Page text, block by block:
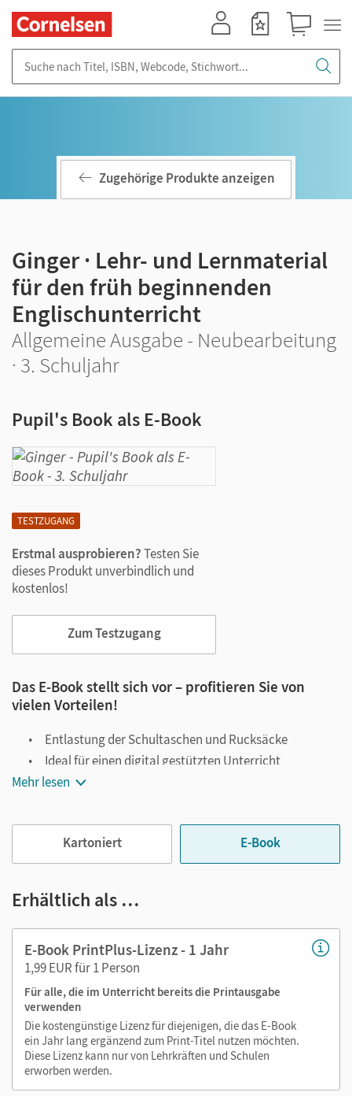
TESTZUGANG
Erstmal ausprobieren?Testen Sie
dieses Produkt unverbindlich und
kostenlos!
Zum Testzugang
Zugehörige Produkte anzeigen
Ginger · Lehr- und Lernmaterial
für den früh beginnenden
Englischunterricht
Allgemeine Ausgabe - Neubearbeitung
· 3. Schuljahr
Pupil's Book als E-Book
Das E-Book stellt sich vor – profitieren Sie von
vielen Vorteilen!
Entlastung der Schultaschen und Rucksäcke
Ideal für einen digital gestützten Unterricht
Notiz- und Markierungsmöglichkeit
Viele digitale Funktionen unterstützen das Lehren und
Lernen:
Notizen erstellen
Lesezeichen hinzufügen
Zoomen
Mehr lesen
Kartoniert E-Book
Erhältlich als …
E-Book PrintPlus-Lizenz - 1 Jahr
1,99 EUR für 1 Person
Für alle, die im Unterricht bereits die Printausgabe
verwenden
Die kostengünstige Lizenz für diejenigen, die das E-Book
ein Jahr lang ergänzend zum Print-Titel nutzen möchten.
Diese Lizenz kann nur von Lehrkräften und Schulen
erworben werden.